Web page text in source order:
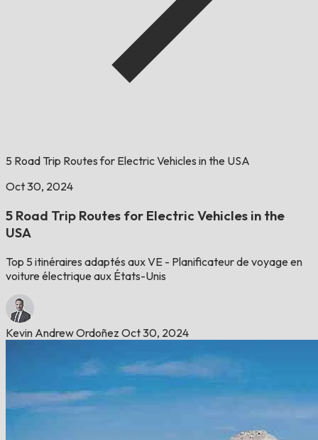
5 Road Trip Routes for Electric Vehicles in the USA
Oct 30, 2024
5 Road Trip Routes for Electric Vehicles in the
USA
Top 5 itinéraires adaptés aux VE - Planificateur de voyage en
voiture électrique aux États-Unis
Kevin Andrew Ordoñez Oct 30, 2024